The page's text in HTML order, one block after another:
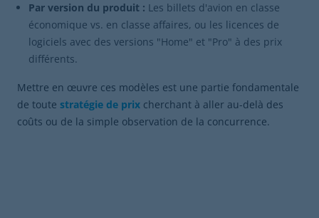
Par version du produit : Les billets d'avion en classe
économique vs. en classe affaires, ou les licences de
logiciels avec des versions "Home" et "Pro" à des prix
différents.
Mettre en œuvre ces modèles est une partie fondamentale
de toute stratégie de prix cherchant à aller au-delà des
coûts ou de la simple observation de la concurrence.